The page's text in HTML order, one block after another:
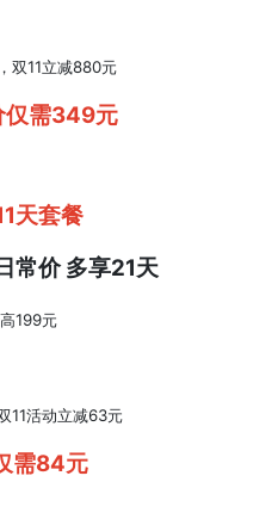
双11立减880元
仅需349元
天套餐
常价 多享21天
199元
11活动立减63元
需84元